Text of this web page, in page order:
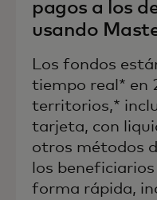
pagos a los
usando
Los fondos
tiempo real* en
territorios,*
tarjeta, con
otros métodos
los
forma rápida,